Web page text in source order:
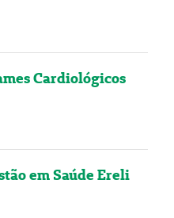
Cardiológicos
em Saúde Ereli